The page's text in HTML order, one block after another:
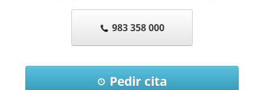
983 358 000
Pedir cita